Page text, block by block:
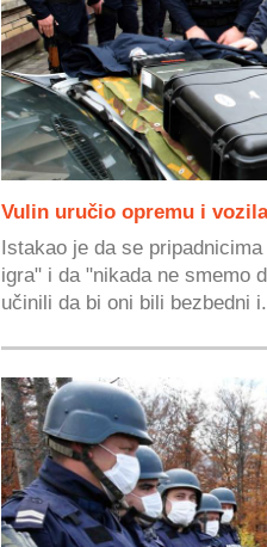
Vulin uručio opremu i
Istakao je da se
igra" i da "nikada ne smemo
učinili da bi oni bili bezbedni